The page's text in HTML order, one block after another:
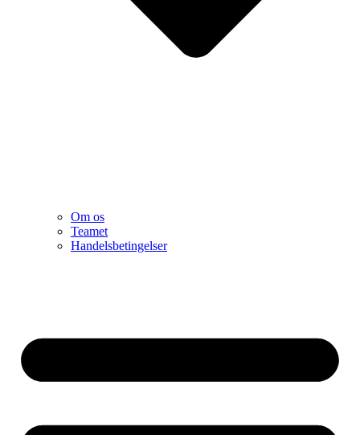
Om os
Teamet
Handelsbetingelser